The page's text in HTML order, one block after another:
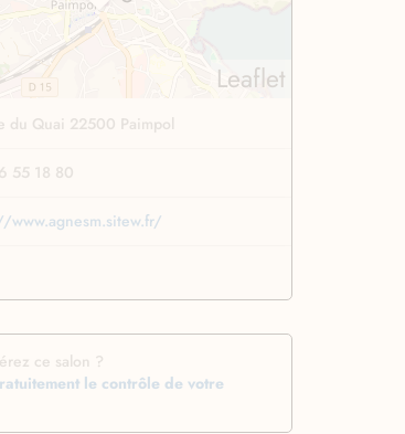
Leaflet
du Quai 22500 Paimpol
55 18 80
www.agnesm.sitew.fr/
ce salon ?
le contrôle de votre